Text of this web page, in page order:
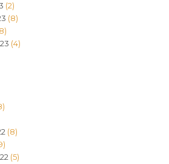
(2)
(8)
(4)
(8)
(5)